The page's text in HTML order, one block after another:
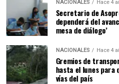
NACIONALES Hace 4
Secretario de
dependerá del
mesa de diálogo’
NACIONALES Hace 4
Gremios de
hasta el lunes para
vías del país